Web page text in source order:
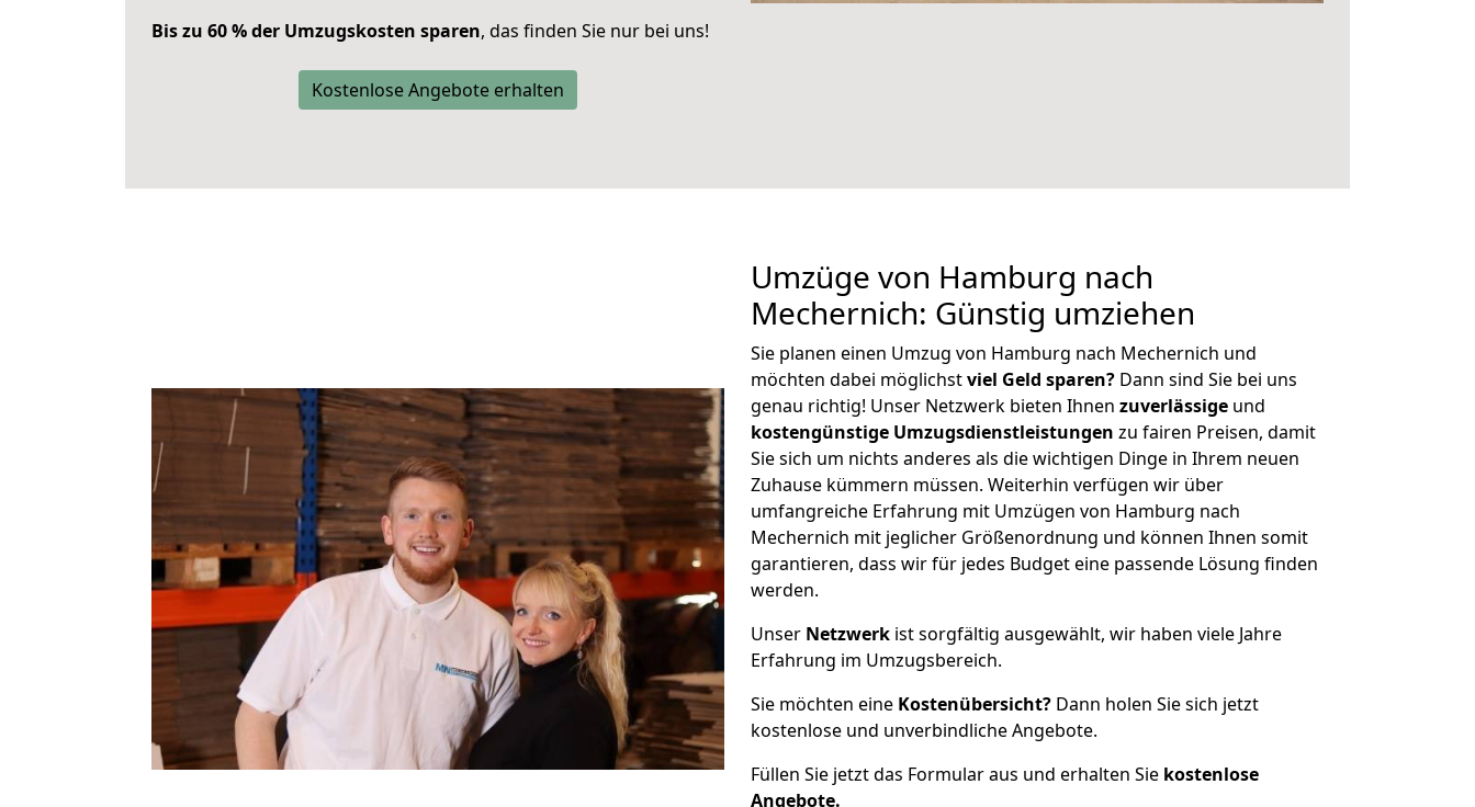
Bis zu 60 % der Umzugskosten sparen, das finden Sie nur bei uns!
Kostenlose Angebote erhalten
Umzüge von Hamburg nach
Mechernich: Günstig umziehen
Sie planen einen Umzug von Hamburg nach Mechernich und
möchten dabei möglichstviel Geld sparen? Dann sind Sie bei uns
genau richtig! Unser Netzwerk bieten Ihnen zuverlässige und
kostengünstige Umzugsdienstleistungen zu fairen Preisen, damit
Sie sich um nichts anderes als die wichtigen Dinge in Ihrem neuen
Zuhause kümmern müssen. Weiterhin verfügen wir über
umfangreiche Erfahrung mit Umzügen von Hamburg nach
Mechernich mit jeglicher Größenordnung und können Ihnen somit
garantieren, dass wir für jedes Budget eine passende Lösung finden
werden.
Unser Netzwerk ist sorgfältig ausgewählt, wir haben viele Jahre
Erfahrung im Umzugsbereich.
Sie möchten eine Kostenübersicht? Dann holen Sie sich jetzt
kostenlose und unverbindliche Angebote.
Füllen Sie jetzt das Formular aus und erhalten Sie kostenlose
Angebote.